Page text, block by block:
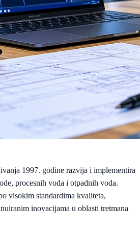
1997. godine razvija i implementira
procesnih voda i otpadnih voda.
visokim standardima kvaliteta,
inovacijama u oblasti tretmana